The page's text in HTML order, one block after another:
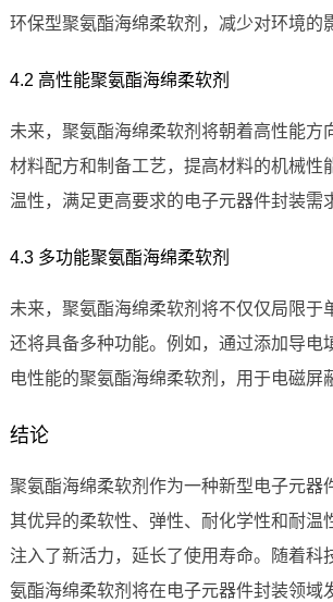
环保型聚氨酯海绵柔软剂，减少对环境的
4.2 高性能聚氨酯海绵柔软剂
未来，聚氨酯海绵柔软剂将朝着高性能方
材料配方和制备工艺，提高材料的机械性
温性，满足更高要求的电子元器件封装需
4.3 多功能聚氨酯海绵柔软剂
未来，聚氨酯海绵柔软剂将不仅仅局限于
还将具备多种功能。例如，通过添加导电
电性能的聚氨酯海绵柔软剂，用于电磁屏
结论
聚氨酯海绵柔软剂作为一种新型电子元器
其优异的柔软性、弹性、耐化学性和耐温
注入了新活力，延长了使用寿命。随着科
氨酯海绵柔软剂将在电子元器件封装领域